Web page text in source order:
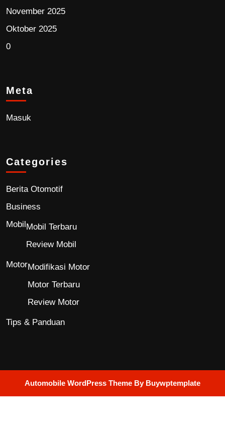
November 2025
Oktober 2025
0
Meta
Masuk
Categories
Berita Otomotif
Business
Mobil Mobil Terbaru
Review Mobil
MotorModifikasi Motor
Motor Terbaru
Review Motor
Tips & Panduan
Automobile WordPress Theme By Buywptemplate